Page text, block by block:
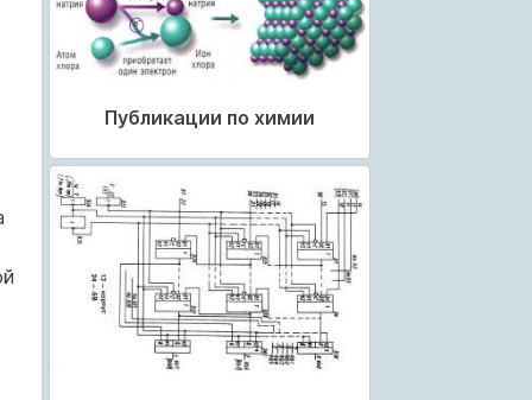
Публикации по химии